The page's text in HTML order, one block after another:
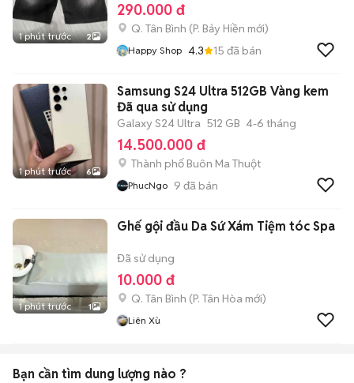
1 phút trước 2
290.000 đ
Q. Tân Bình (P. Bảy Hiền mới)
Happy Shop 4.3 15 đã bán
1 phút trước 6
Samsung S24 Ultra 512GB Vàng kem
Đã qua sử dụng
Galaxy S24 Ultra 512 GB 4-6 tháng
14.500.000 đ
Thành phố Buôn Ma Thuột
PhucNgo 9 đã bán
1 phút trước 1
Ghế gội đầu Da Sứ Xám Tiệm tóc Spa
Đã sử dụng
10.000 đ
Q. Tân Bình (P. Tân Hòa mới)
Liên Xù
Bạn cần tìm dung lượng nào ?